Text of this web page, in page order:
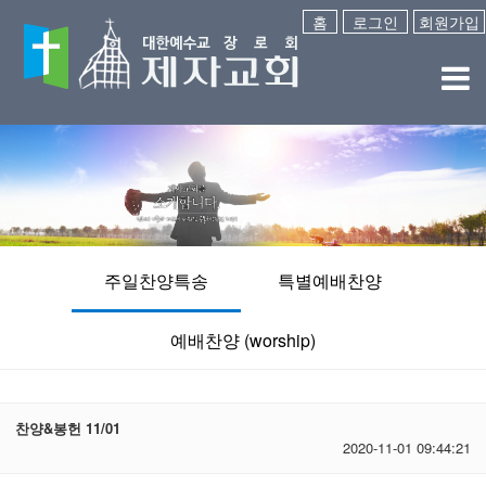
홈 로그인 회원가입
주일찬양특송 특별예배찬양
예배찬양 (worship)
찬양&봉헌 11/01
2020-11-01 09:44:21